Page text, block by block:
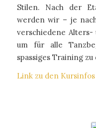
Stilen. Nach der
werden wir – je
verschiedene
um für alle
spassiges Training
Link zu den Kursinfos